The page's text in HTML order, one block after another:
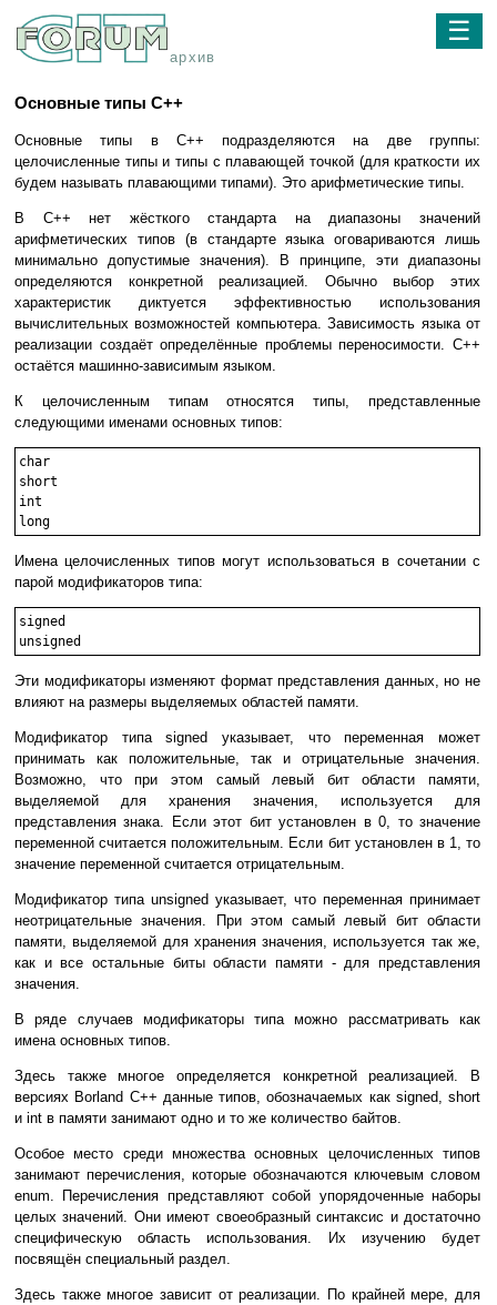
архив
☰
Основные типы C++
Основные типы в C++ подразделяются на две группы:
целочисленные типы и типы с плавающей точкой (для краткости их
будем называть плавающими типами). Это арифметические типы.
В C++ нет жёсткого стандарта на диапазоны значений
арифметических типов (в стандарте языка оговариваются лишь
минимально допустимые значения). В принципе, эти диапазоны
определяются конкретной реализацией. Обычно выбор этих
характеристик диктуется эффективностью использования
вычислительных возможностей компьютера. Зависимость языка от
реализации создаёт определённые проблемы переносимости. C++
остаётся машинно-зависимым языком.
К целочисленным типам относятся типы, представленные
следующими именами основных типов:
char
short
int
Имена целочисленных типов могут использоваться в сочетании с
парой модификаторов типа:
signed
Эти модификаторы изменяют формат представления данных, но не
влияют на размеры выделяемых областей памяти.
Модификатор типа signed указывает, что переменная может
принимать как положительные, так и отрицательные значения.
Возможно, что при этом самый левый бит области памяти,
выделяемой для хранения значения, используется для
представления знака. Если этот бит установлен в 0, то значение
переменной считается положительным. Если бит установлен в 1, то
значение переменной считается отрицательным.
Модификатор типа unsigned указывает, что переменная принимает
неотрицательные значения. При этом самый левый бит области
памяти, выделяемой для хранения значения, используется так же,
как и все остальные биты области памяти - для представления
значения.
В ряде случаев модификаторы типа можно рассматривать как
имена основных типов.
Здесь также многое определяется конкретной реализацией. В
версиях Borland C++ данные типов, обозначаемых как signed, short
и int в памяти занимают одно и то же количество байтов.
Особое место среди множества основных целочисленных типов
занимают перечисления, которые обозначаются ключевым словом
enum. Перечисления представляют собой упорядоченные наборы
целых значений. Они имеют своеобразный синтаксис и достаточно
специфическую область использования. Их изучению будет
посвящён специальный раздел.
Здесь также многое зависит от реализации. По крайней мере, для